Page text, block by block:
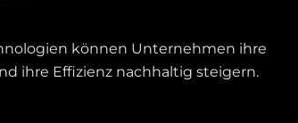
können Unternehmen ihre
ihre Effizienz nachhaltig steigern​.